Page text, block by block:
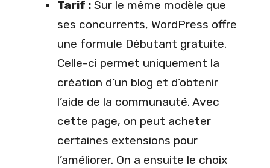
Tarif : Sur le même modèle que
ses concurrents, WordPress offre
une formule Débutant gratuite.
Celle-ci permet uniquement la
création d’un blog et d’obtenir
l’aide de la communauté. Avec
cette page, on peut acheter
certaines extensions pour
l’améliorer. On a ensuite le choix